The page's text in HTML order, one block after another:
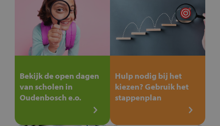
Bekijk de open dagen
van scholen in
Oudenbosch e.o.
Hulp nodig bij het
kiezen? Gebruik het
stappenplan